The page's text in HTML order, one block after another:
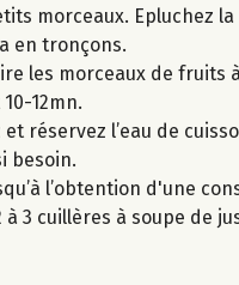
morceaux. Epluchez
en tronçons.
les morceaux de fruits
12mn.
et réservez l’eau de
besoin.
l’obtention d'une
à 3 cuillères à soupe de